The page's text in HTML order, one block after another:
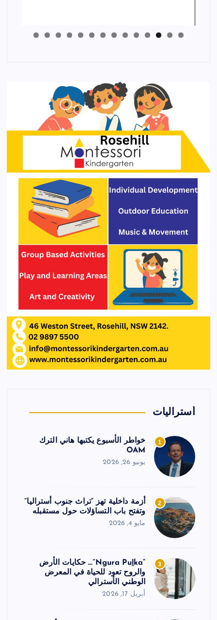
أستراليات
1
خواطر الأسبوع يكتبها هاني الترك
OAM
يونيو 26, 2026
2
أزمة داخلية تهز “تراث جنوب أستراليا”
وتفتح باب التساؤلات حول مستقبله
مايو 4, 2026
3
“Ngura Puḻka”… حكايات الأرض
والروح تعود للحياة في المعرض
الوطني الأسترالي
أبريل 17, 2026